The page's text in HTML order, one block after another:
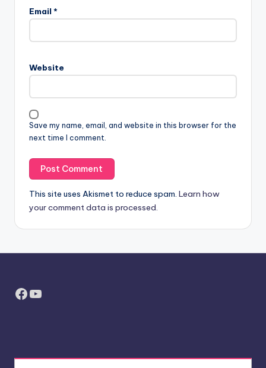
Email *
Website
Save my name, email, and website in this browser for the
next time I comment.
This site uses Akismet to reduce spam. Learn how
your comment data is processed.
Facebook
YouTube